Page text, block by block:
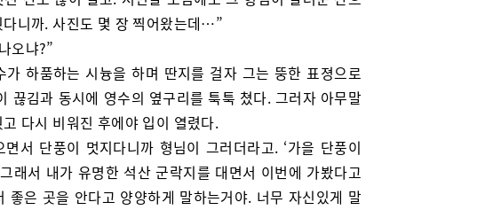
니까. 사진도 몇 장 찍어왔는데…”
오냐?”
가 하품하는 시늉을 하며 딴지를 걸자 그는 뚱한 표졍으로
끊김과 동시에 영수의 옆구리를 툭툭 쳤다. 그러자 아무말
다시 비워진 후에야 입이 열렸다.
서 단풍이 멋지다니까 형님이 그러더라고. ‘가을 단풍이
래서 내가 유명한 석산 군락지를 대면서 이번에 가봤다고
좋은 곳을 안다고 양양하게 말하는거야. 너무 자신있게 말